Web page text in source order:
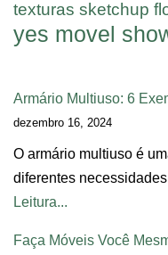
texturas sketchup
yes movel
Armário Multiuso: 6
dezembro 16, 2024
O armário multiuso é
diferentes
Leitura...
Faça Móveis Você